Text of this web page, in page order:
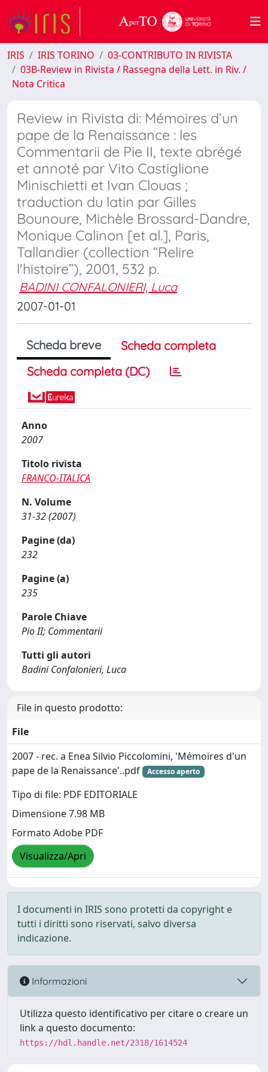
IRIS IRIS TORINO
03-CONTRIBUTO IN RIVISTA
03B-Review in Rivista / Rassegna della Lett. in Riv. /
Nota Critica
Review in Rivista di: Mémoires d’un
pape de la Renaissance : les
Commentarii de Pie II, texte abrégé
et annoté par Vito Castiglione
Minischietti et Ivan Clouas ;
traduction du latin par Gilles
Bounoure, Michèle Brossard-Dandre,
Monique Calinon [et al.], Paris,
Tallandier (collection “Relire
l'histoire”), 2001, 532 p.
BADINI CONFALONIERI, Luca
2007-01-01
Scheda breve
Scheda completa
Scheda completa (DC)
Anno
2007
Titolo rivista
FRANCO-ITALICA
N. Volume
31-32 (2007)
Pagine (da)
232
Pagine (a)
235
Parole Chiave
Pio II; Commentarii
Tutti gli autori
Badini Confalonieri, Luca
File in questo prodotto:
File
2007 - rec. a Enea Silvio Piccolomini, 'Mémoires d'un
pape de la Renaissance'..pdf
Accesso aperto
Tipo di file: PDF EDITORIALE
Dimensione 7.98 MB
Formato Adobe PDF
Visualizza/Apri
I documenti in IRIS sono protetti da copyright e
tutti i diritti sono riservati, salvo diversa
indicazione.
Informazioni
Utilizza questo identificativo per citare o creare un
link a questo documento:
https://hdl.handle.net/2318/1614524